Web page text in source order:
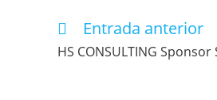
Entrada anterior
HS CONSULTING